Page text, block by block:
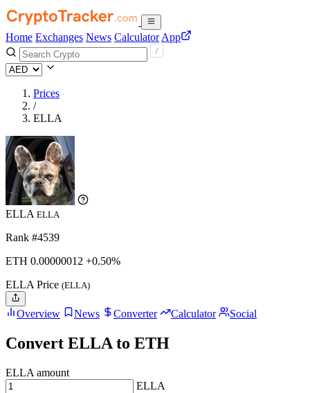
Home Exchanges News Calculator App
Prices
/
ELLA
ELLA ELLA
Rank #4539
ETH 0.00000012 +0.50%
ELLA Price (ELLA)
Overview News Converter Calculator Social
Convert ELLA to ETH
ELLA amount
ELLA